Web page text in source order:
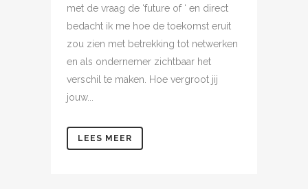
met de vraag de ‘future of ‘ en direct
bedacht ik me hoe de toekomst eruit
zou zien met betrekking tot netwerken
en als ondernemer zichtbaar het
verschil te maken. Hoe vergroot jij
jouw...
LEES MEER